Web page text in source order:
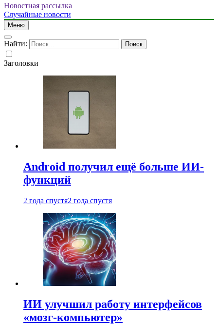
Новостная рассылка
Случайные новости
Меню
Найти:
Заголовки
Android получил ещё больше ИИ-
функций
2 года спустя2 года спустя
ИИ улучшил работу интерфейсов
«мозг-компьютер»